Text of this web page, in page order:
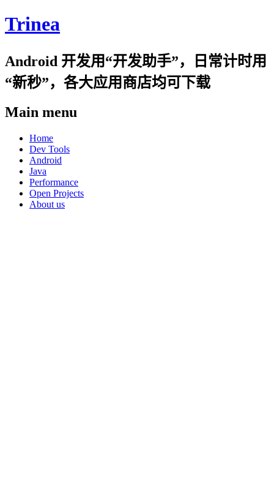
Trinea
Android 开发用“开发助手”，日常计时用
“新秒”，各大应用商店均可下载
Main menu
Skip
content
Home
Dev Tools
Android
Java
Performance
Open Projects
About us